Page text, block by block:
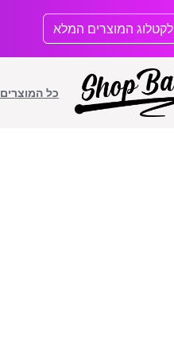
לקטלוג המוצרים המלא
כל המוצרים